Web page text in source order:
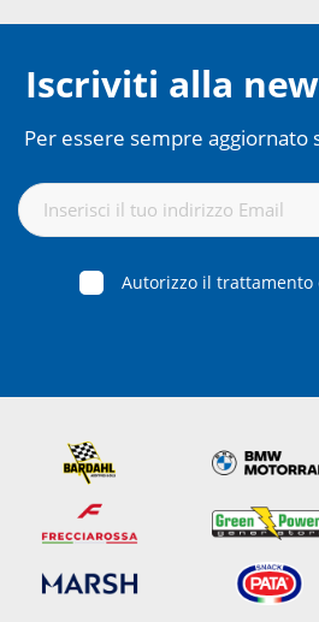
Iscriviti alla
Per essere sempre aggiornato
Autorizzo il